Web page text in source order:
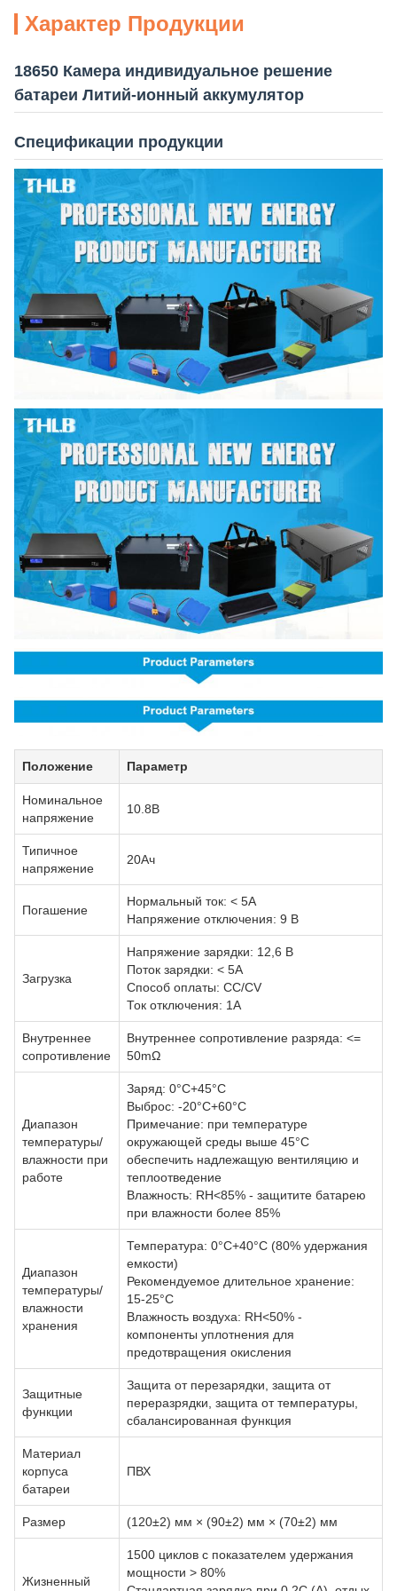
Характер Продукции
18650 Камера индивидуальное решение
батареи Литий-ионный аккумулятор
Спецификации продукции
Положение Параметр
Номинальное
напряжение
10.8В
Типичное
напряжение
20Ач
Погашение
Нормальный ток: < 5A
Напряжение отключения: 9 В
Загрузка
Напряжение зарядки: 12,6 В
Поток зарядки: < 5A
Способ оплаты: CC/CV
Ток отключения: 1A
Внутреннее
сопротивление
Внутреннее сопротивление разряда: <=
50mΩ
Диапазон
температуры/
влажности при
работе
Заряд: 0°C+45°C
Выброс: -20°C+60°C
Примечание: при температуре
окружающей среды выше 45°C
обеспечить надлежащую вентиляцию и
теплоотведение
Влажность: RH<85% - защитите батарею
при влажности более 85%
Диапазон
температуры/
влажности
хранения
Температура: 0°C+40°C (80% удержания
емкости)
Рекомендуемое длительное хранение:
15-25°C
Влажность воздуха: RH<50% -
компоненты уплотнения для
предотвращения окисления
Защитные
функции
Защита от перезарядки, защита от
переразрядки, защита от температуры,
сбалансированная функция
Материал
корпуса
батареи
ПВХ
Размер (120±2) мм × (90±2) мм × (70±2) мм
Жизненный
1500 циклов с показателем удержания
мощности > 80%